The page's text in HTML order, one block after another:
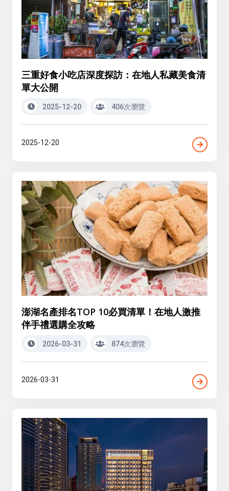
三重好食小吃店深度探訪：在地人私藏美食清
單大公開
2025-12-20 406次瀏覽
2025-12-20
澎湖名產排名TOP 10必買清單！在地人激推
伴手禮選購全攻略
2026-03-31 874次瀏覽
2026-03-31